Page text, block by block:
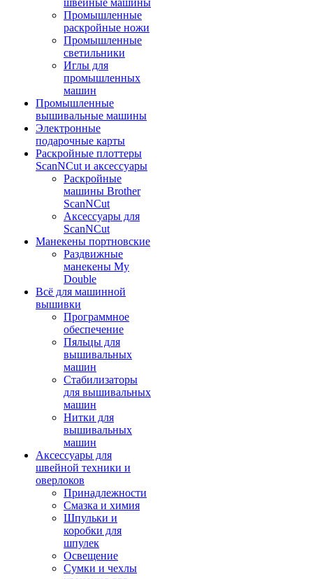
швейные машины
Промышленные
раскройные ножи
Промышленные
светильники
Иглы для
промышленных
машин
Промышленные
вышивальные машины
Электронные
подарочные карты
Раскройные плоттеры
ScanNCut и аксессуары
Раскройные
машины Brother
ScanNCut
Аксессуары для
ScanNCut
Манекены портновские
Раздвижные
манекены My
Double
Всё для машинной
вышивки
Программное
обеспечение
Пяльцы для
вышивальных
машин
Стабилизаторы
для вышивальных
машин
Нитки для
вышивальных
машин
Аксессуары для
швейной техники и
оверлоков
Принадлежности
Смазка и химия
Шпульки и
коробки для
шпулек
Освещение
Сумки и чехлы